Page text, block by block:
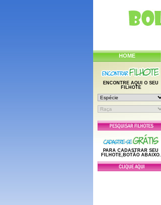
HOME
ENCONTRE AQUI O SEU
FILHOTE
PARA CADASTRAR SEU
FILHOTE,BOTÃO ABAIXO.